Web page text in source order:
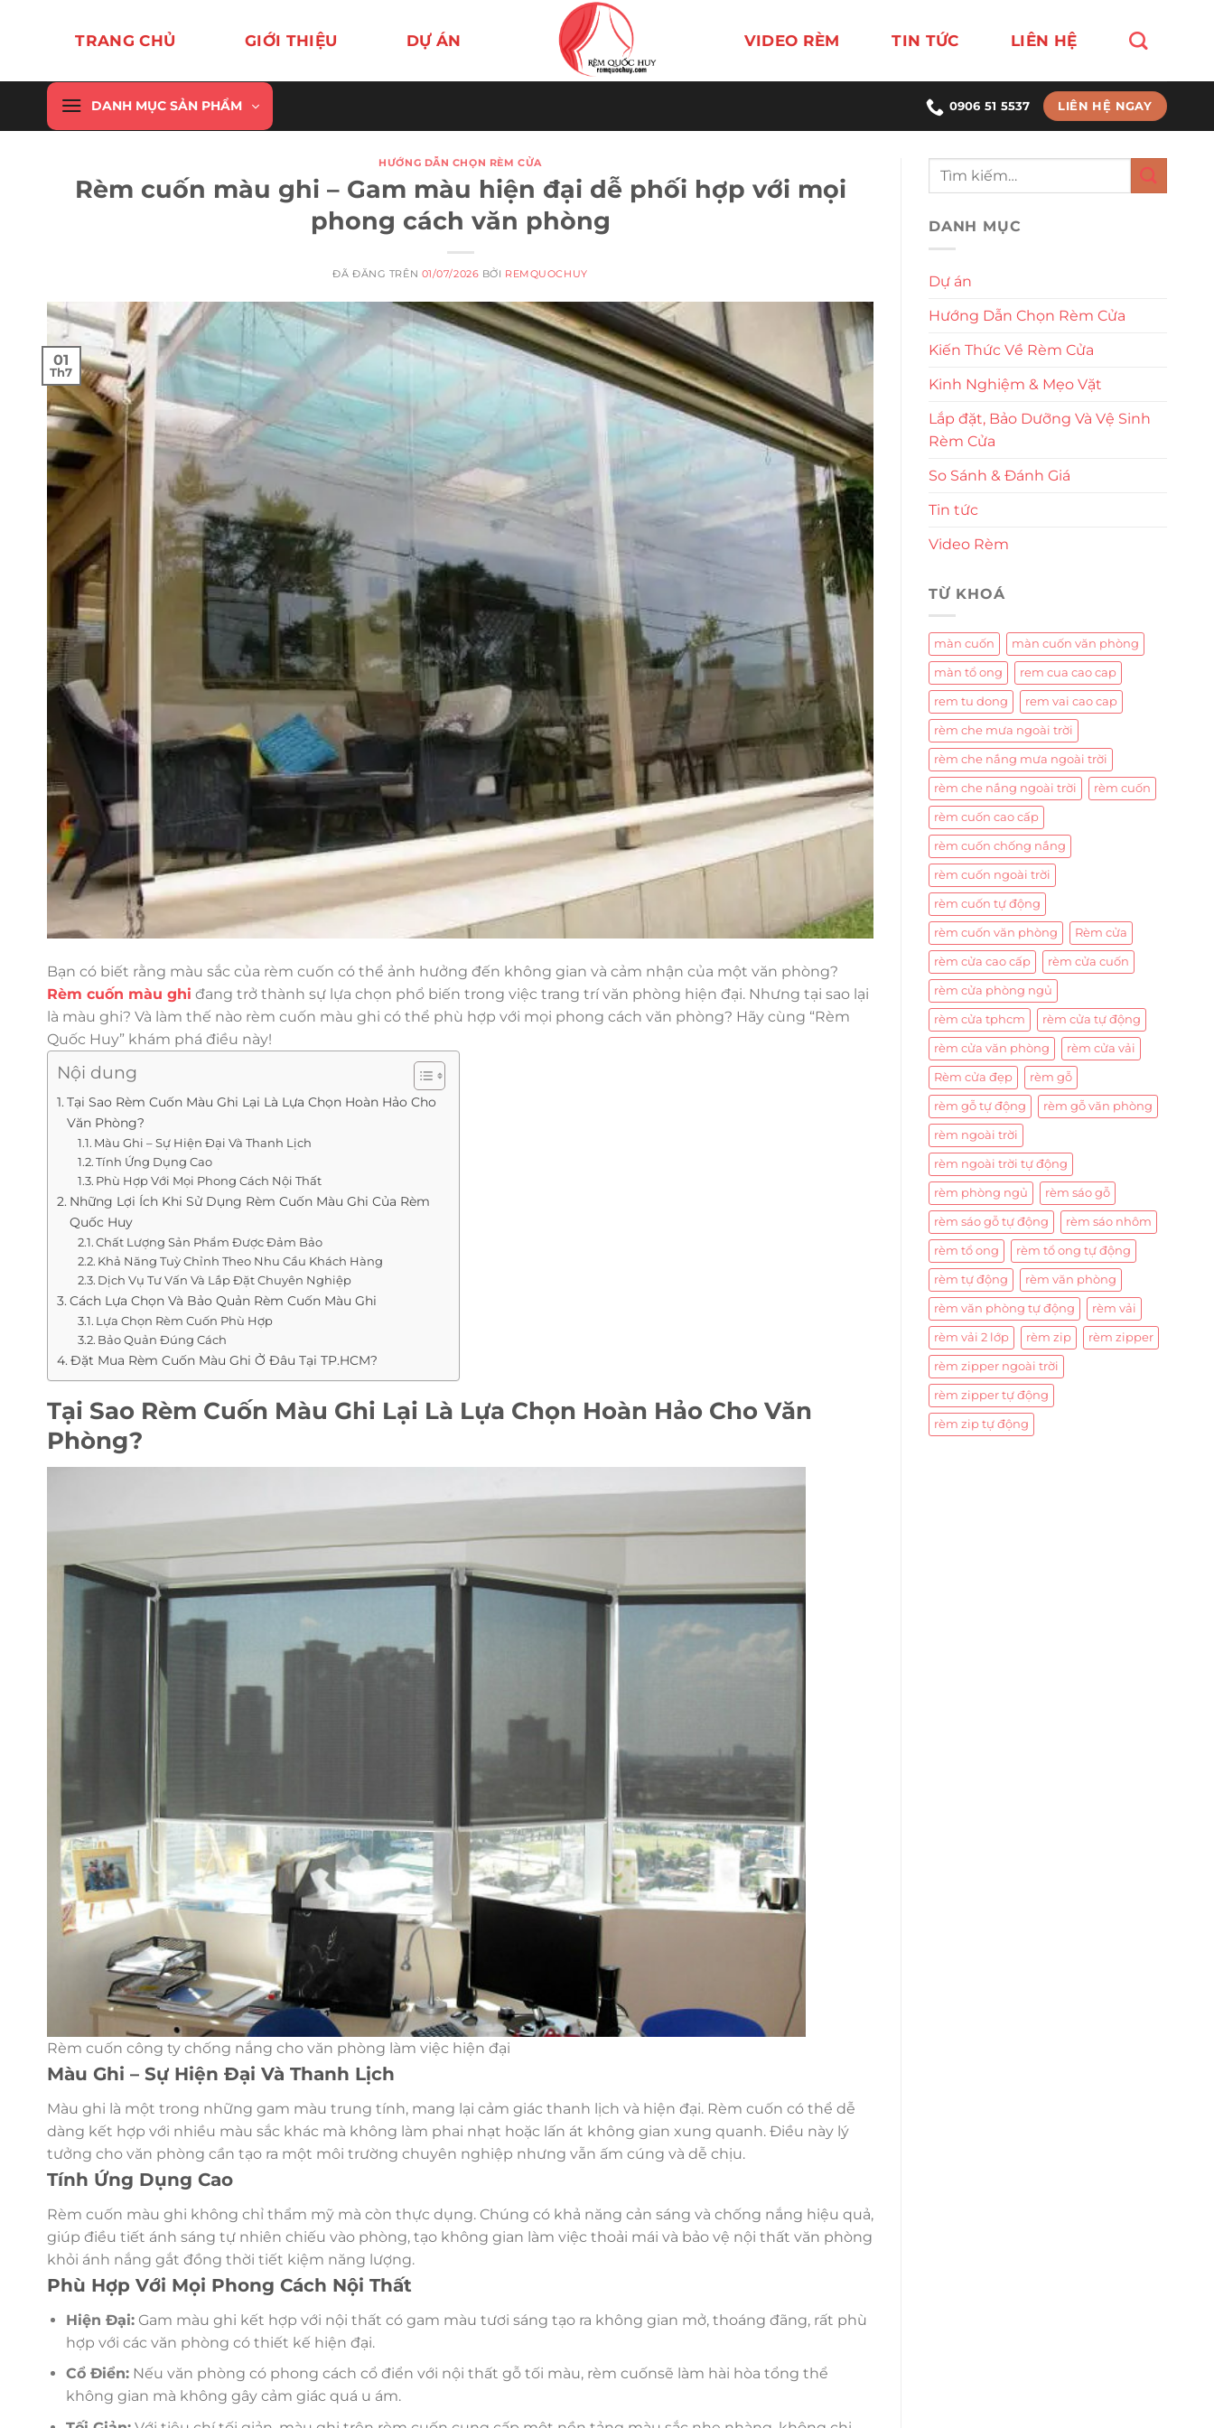
dung
TRANG CHỦ GIỚI THIỆU DỰ ÁN VIDEO RÈM TIN TỨC LIÊN HỆ
DANH MỤC SẢN PHẨM 0906 51 5537 LIÊN HỆ NGAY
HƯỚNG DẪN CHỌN RÈM CỬA
Rèm cuốn màu ghi – Gam màu hiện đại dễ phối hợp với mọi
phong cách văn phòng
ĐÃ ĐĂNG TRÊN 01/07/2026 BỞI REMQUOCHUY
01
Th7
Bạn có biết rằng màu sắc của rèm cuốn có thể ảnh hưởng đến không gian và cảm nhận của một văn phòng?
Rèm cuốn màu ghi đang trở thành sự lựa chọn phổ biến trong việc trang trí văn phòng hiện đại. Nhưng tại sao lại
là màu ghi? Và làm thế nào rèm cuốn màu ghi có thể phù hợp với mọi phong cách văn phòng? Hãy cùng “Rèm
Quốc Huy” khám phá điều này!
Nội dung
Tại Sao Rèm Cuốn Màu Ghi Lại Là Lựa Chọn Hoàn Hảo Cho
Văn Phòng?
Màu Ghi – Sự Hiện Đại Và Thanh Lịch
Tính Ứng Dụng Cao
Phù Hợp Với Mọi Phong Cách Nội Thất
Những Lợi Ích Khi Sử Dụng Rèm Cuốn Màu Ghi Của Rèm
Quốc Huy
Chất Lượng Sản Phẩm Được Đảm Bảo
Khả Năng Tuỳ Chỉnh Theo Nhu Cầu Khách Hàng
Dịch Vụ Tư Vấn Và Lắp Đặt Chuyên Nghiệp
Cách Lựa Chọn Và Bảo Quản Rèm Cuốn Màu Ghi
Lựa Chọn Rèm Cuốn Phù Hợp
Bảo Quản Đúng Cách
Đặt Mua Rèm Cuốn Màu Ghi Ở Đâu Tại TP.HCM?
Tại Sao Rèm Cuốn Màu Ghi Lại Là Lựa Chọn Hoàn Hảo Cho Văn
Phòng?
Rèm cuốn công ty chống nắng cho văn phòng làm việc hiện đại
Màu Ghi – Sự Hiện Đại Và Thanh Lịch
Màu ghi là một trong những gam màu trung tính, mang lại cảm giác thanh lịch và hiện đại. Rèm cuốn có thể dễ
dàng kết hợp với nhiều màu sắc khác mà không làm phai nhạt hoặc lấn át không gian xung quanh. Điều này lý
tưởng cho văn phòng cần tạo ra một môi trường chuyên nghiệp nhưng vẫn ấm cúng và dễ chịu.
Tính Ứng Dụng Cao
Rèm cuốn màu ghi không chỉ thẩm mỹ mà còn thực dụng. Chúng có khả năng cản sáng và chống nắng hiệu quả,
giúp điều tiết ánh sáng tự nhiên chiếu vào phòng, tạo không gian làm việc thoải mái và bảo vệ nội thất văn phòng
khỏi ánh nắng gắt đồng thời tiết kiệm năng lượng.
Phù Hợp Với Mọi Phong Cách Nội Thất
Hiện Đại:Gam màu ghi kết hợp với nội thất có gam màu tươi sáng tạo ra không gian mở, thoáng đãng, rất phù
hợp với các văn phòng có thiết kế hiện đại.
Cổ Điển:Nếu văn phòng có phong cách cổ điển với nội thất gỗ tối màu, rèm cuốnsẽ làm hài hòa tổng thể
không gian mà không gây cảm giác quá u ám.
DANH MỤC
Dự án
Hướng Dẫn Chọn Rèm Cửa
Kiến Thức Về Rèm Cửa
Kinh Nghiệm & Mẹo Vặt
Lắp đặt, Bảo Dưỡng Và Vệ Sinh
Rèm Cửa
So Sánh & Đánh Giá
Tin tức
Video Rèm
TỪ KHOÁ
màn cuốn màn cuốn văn phòng
màn tổ ong rem cua cao cap
rem tu dong rem vai cao cap
rèm che mưa ngoài trời
rèm che nắng mưa ngoài trời
rèm che nắng ngoài trời rèm cuốn
rèm cuốn cao cấp
rèm cuốn chống nắng
rèm cuốn ngoài trời
rèm cuốn tự động
rèm cuốn văn phòng Rèm cửa
rèm cửa cao cấp rèm cửa cuốn
rèm cửa phòng ngủ
rèm cửa tphcm rèm cửa tự động
rèm cửa văn phòng rèm cửa vải
Rèm cửa đẹp rèm gỗ
rèm gỗ tự động rèm gỗ văn phòng
rèm ngoài trời
rèm ngoài trời tự động
rèm phòng ngủ rèm sáo gỗ
rèm sáo gỗ tự động rèm sáo nhôm
rèm tổ ong rèm tổ ong tự động
rèm tự động rèm văn phòng
rèm văn phòng tự động rèm vải
rèm vải 2 lớp rèm zip rèm zipper
rèm zipper ngoài trời
rèm zipper tự động
rèm zip tự động